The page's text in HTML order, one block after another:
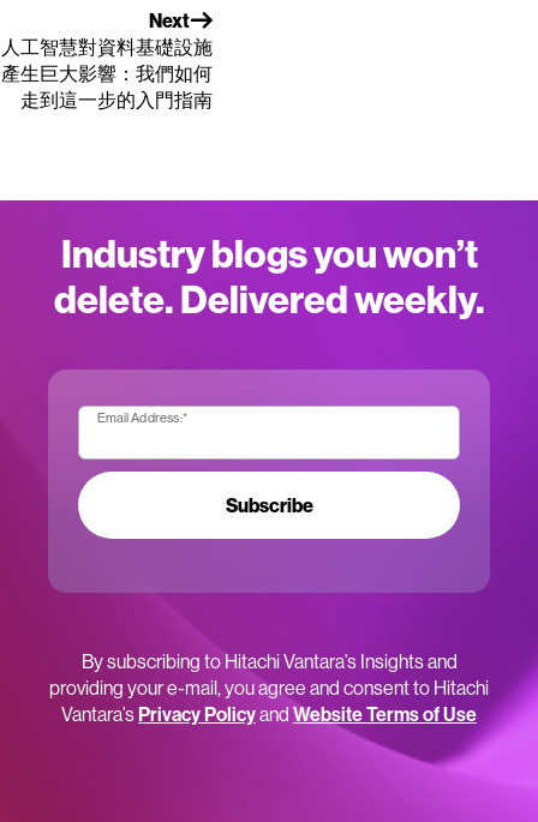
Next
人工智慧對資料基礎設施
產生巨大影響：我們如何
走到這一步的入門指南
Industry blogs you won’t
delete. Delivered weekly.
Email Address:*
Subscribe
By subscribing to Hitachi Vantara’s Insights and
providing your e-mail, you agree and consent to Hitachi
Vantara’sPrivacy Policyand Website Terms of Use